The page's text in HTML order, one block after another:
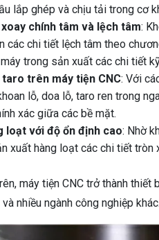
lắp ghép và chịu tải trong cơ
chính tâm và lệch tâm:
các chi tiết lệch tâm theo
trong sản xuất các chi tiết
trên máy tiện CNC: Với
lỗ, doa lỗ, taro ren trong
xác giữa các bề mặt.
loạt với độ ổn định cao: Nhờ
xuất hàng loạt các chi tiết
máy tiện CNC trở thành
nhiều ngành công nghiệp khác.